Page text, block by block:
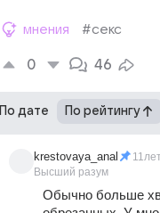
мнения #секс
0 46
По дате По рейтингу
krestovaya_anal
Высший разум
Обычно больше